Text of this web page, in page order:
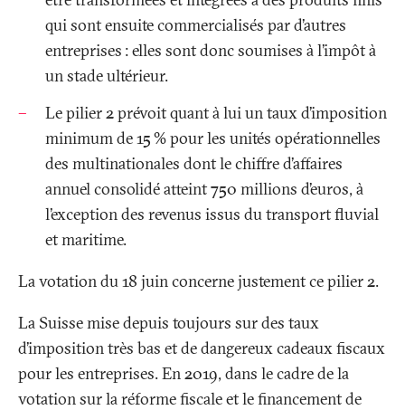
qui sont ensuite commercialisés par d’autres
entreprises : elles sont donc soumises à l’impôt à
un stade ultérieur.
Le pilier 2 prévoit quant à lui un taux d’imposition
minimum de 15% pour les unités opérationnelles
des multinationales dont le chiffre d’affaires
annuel consolidé atteint 750 millions d’euros, à
l’exception des revenus issus du transport fluvial
et maritime.
La votation du 18 juin concerne justement ce pilier 2.
La Suisse mise depuis toujours sur des taux
d’imposition très bas et de dangereux cadeaux fiscaux
pour les entreprises. En 2019, dans le cadre de la
votation sur la réforme fiscale et le financement de